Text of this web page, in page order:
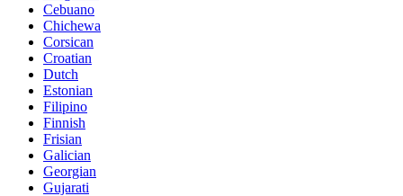
Cebuano
Chichewa
Corsican
Croatian
Dutch
Estonian
Filipino
Finnish
Frisian
Galician
Georgian
Gujarati